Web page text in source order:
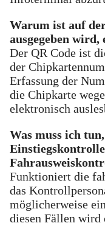
Warum ist auf
ausgegeben wird,
Der QR Code ist
der
Erfassung der
die Chipkarte
elektronisch
Was muss ich
Funktioniert die
das
möglicherweise
diesen Fällen wird